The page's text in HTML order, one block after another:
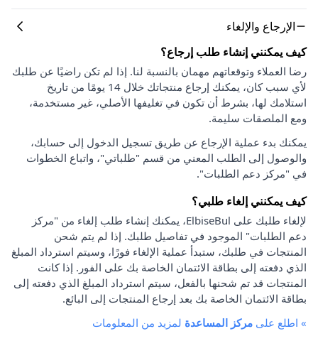
الإرجاع والإلغاء
كيف يمكنني إنشاء طلب إرجاع؟
رضا العملاء وتوقعاتهم مهمان بالنسبة لنا. إذا لم تكن راضيًا عن طلبك
لأي سبب كان، يمكنك إرجاع منتجاتك خلال 14 يومًا من تاريخ
استلامك لها، بشرط أن تكون في تغليفها الأصلي، غير مستخدمة،
ومع الملصقات سليمة.
يمكنك بدء عملية الإرجاع عن طريق تسجيل الدخول إلى حسابك،
والوصول إلى الطلب المعني من قسم "طلباتي"، واتباع الخطوات
في "مركز دعم الطلبات".
كيف يمكنني إلغاء طلبي؟
لإلغاء طلبك على ElbiseBul، يمكنك إنشاء طلب إلغاء من "مركز
دعم الطلبات" الموجود في تفاصيل طلبك. إذا لم يتم شحن
المنتجات في طلبك، ستبدأ عملية الإلغاء فورًا، وسيتم استرداد المبلغ
الذي دفعته إلى بطاقة الائتمان الخاصة بك على الفور. إذا كانت
المنتجات قد تم شحنها بالفعل، سيتم استرداد المبلغ الذي دفعته إلى
بطاقة الائتمان الخاصة بك بعد إرجاع المنتجات إلى البائع.
» اطلع على مركز المساعدة لمزيد من المعلومات